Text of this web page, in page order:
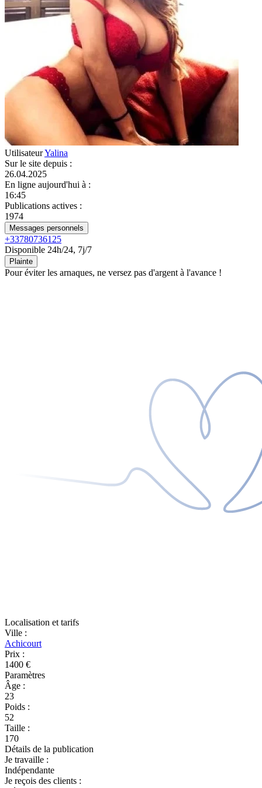
UtilisateurYalina
Sur le site depuis :
26.04.2025
En ligne aujourd'hui à :
16:45
Publications actives :
1974
Messages personnels
+33780736125
Disponible 24h/24, 7j/7
Plainte
Pour éviter les arnaques, ne versez pas d'argent à l'avance !
Localisation et tarifs
Ville :
Achicourt
Prix :
1400 €
Paramètres
Âge :
23
Poids :
52
Taille :
170
Détails de la publication
Je travaille :
Indépendante
Je reçois des clients :